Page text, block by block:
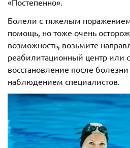
«Постепенно».
Болели с тяжелым
помощь, но тоже очень
возможность, возьмите
реабилитационный центр или
восстановление после
наблюдением специалистов.